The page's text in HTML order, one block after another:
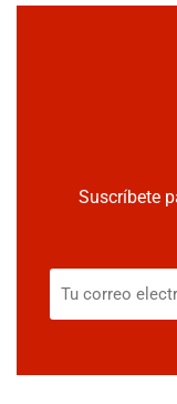
Suscríbete